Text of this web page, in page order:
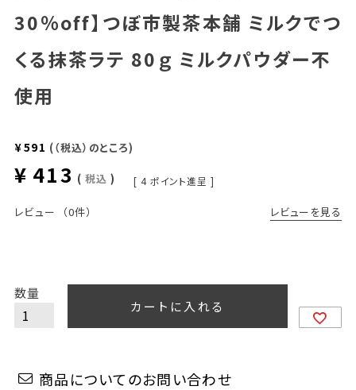
30％off】つぼ市製茶本舗 ミルクでつ
くる抹茶ラテ 80ｇ ミルクパウダー不
使用
¥591 （税込）のところ
¥ 413 税込 [ 4 ポイント進呈 ]
レビュー （0件） レビューを見る
カートに入れる
商品についてのお問い合わせ